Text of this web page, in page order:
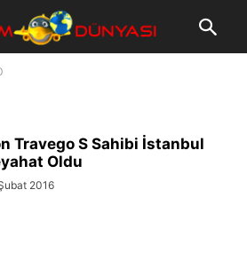
Travego S Sahibi İstanbul
Oldu
2016